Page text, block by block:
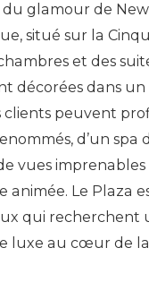
du glamour de
situé sur la
et des
décorées dans un
clients peuvent
d’un spa
vues imprenables
animée. Le Plaza
qui recherchent
luxe au cœur de